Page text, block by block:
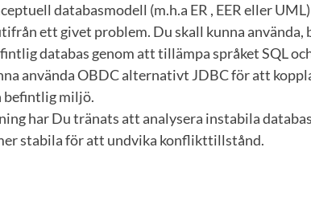
databasmodell (m.h.a ER , EER eller
ett givet problem. Du skall kunna använda,
databas genom att tillämpa språket SQL
använda OBDC alternativt JDBC för att
befintlig miljö.
har Du tränats att analysera instabila
stabila för att undvika konflikttillstånd.